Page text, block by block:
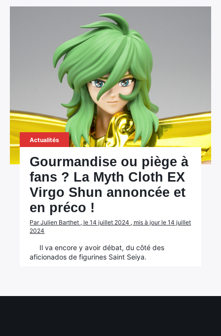
Actualités
Gourmandise ou piège à
fans ? La Myth Cloth EX
Virgo Shun annoncée et
en préco !
Par Julien Barthet , le 14 juillet 2024 , mis à jour le 14 juillet
2024
Il va encore y avoir débat, du côté des
aficionados de figurines Saint Seiya.
Rechercher